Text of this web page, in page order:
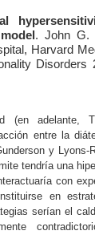
.John G.
Harvard
Disorders
(en adelante,
entre la
y Lyons-
tendría una
con
en
serían el